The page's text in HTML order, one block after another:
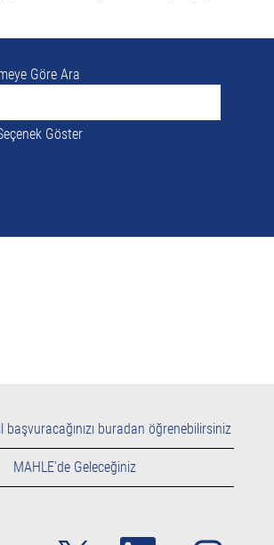
Göre Ara
Göster
başvuracağınızı buradan öğrenebilirsiniz
MAHLE'de Geleceğiniz
Y